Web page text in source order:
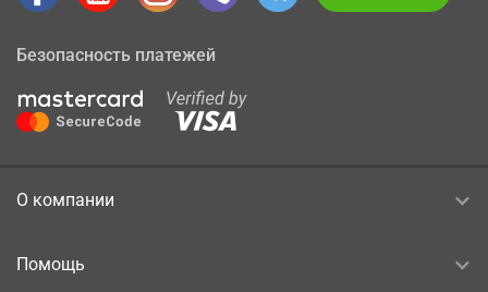
Безопасность платежей
О компании
Помощь